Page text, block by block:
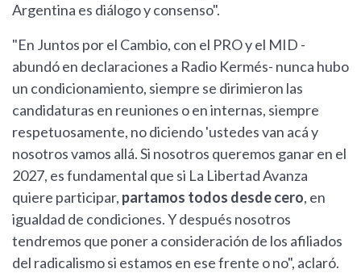
Argentina es diálogo y consenso".
"En Juntos por el Cambio, con el PRO y el MID -
abundó en declaraciones a Radio Kermés- nunca hubo
un condicionamiento, siempre se dirimieron las
candidaturas en reuniones o en internas, siempre
respetuosamente, no diciendo 'ustedes van acá y
nosotros vamos allá. Si nosotros queremos ganar en el
2027, es fundamental que si La Libertad Avanza
quiere participar, partamos todos desde cero, en
igualdad de condiciones. Y después nosotros
tendremos que poner a consideración de los afiliados
del radicalismo si estamos en ese frente o no", aclaró.